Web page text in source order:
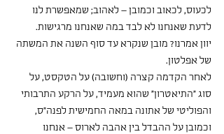
לכעוס, לכאוב וכמובן – לאהוב; שמאפשרת לנו
לדעת שאנחנו לא לבד במה שאנחנו מרגישות.
יוון אמרנו? מובן שנקרא עד סוף השנה את המשתה
של אפלטון.
לאחר הקדמה קצרה (וחשובה) על הטקסט, על
סוג "התיאטרון" שהוא מעמיד, על הרקע התרבותי
והפוליטי של אתונה במאה החמישית לפנה"ס,
וכמובן על ההבדל בין אהבה לארוס – אנחנו